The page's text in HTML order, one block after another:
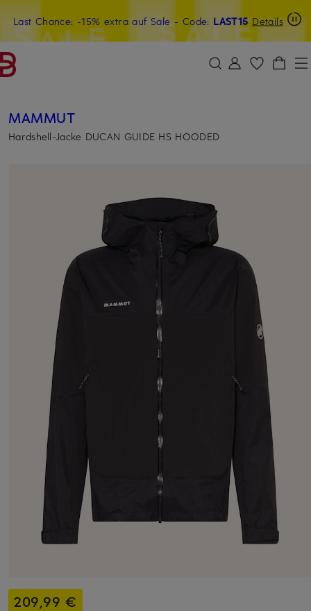
ZUM HAUPTINHALT ÜBERSPRINGEN ZUM SUCHFELD ÜBERSPRINGEN
Last Chance: -15% extra auf Sale- Code: LAST15 Details
20€-Willkommensgutschein mit Beyond sichern
MAMMUT
Hardshell-Jacke DUCAN GUIDE HS HOODED
209,99 €